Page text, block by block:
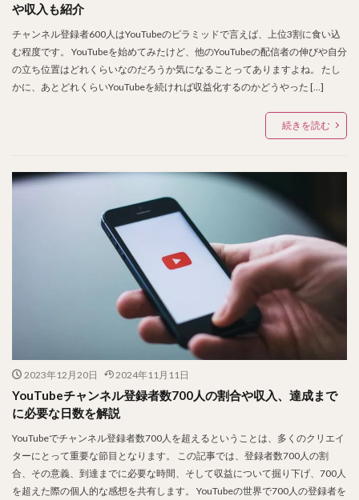
や収入も紹介
チャンネル登録者600人はYouTubeのピラミッドで言えば、上位3割に食い込
む程度です。 YouTubeを始めてみたけど、他のYouTubeの配信者の伸びや自分
の立ち位置はどれくらいなのだろうか気になることってありますよね。 たし
かに、あとどれくらいYouTubeを続ければ収益化するのかどうやった […]
続きを読む
2023年12月20日 2024年11月11日
YouTubeチャンネル登録者数700人の割合や収入、達成まで
に必要な日数を解説
YouTubeでチャンネル登録者数700人を超えるということは、多くのクリエイ
ターにとって重要な節目となります。 この記事では、登録者数700人の割
合、その意義、到達までに必要な時間、そして収益について掘り下げ、700人
を超えた際の個人的な感想を共有します。 YouTubeの世界で700人の登録者を